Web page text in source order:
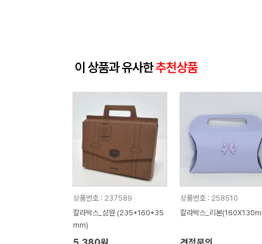
이 상품과 유사한추천상품
상품번호 : 237589
칼라박스_삼원 (235*160*35
mm)
상품번호 : 258510
칼라박스_리본